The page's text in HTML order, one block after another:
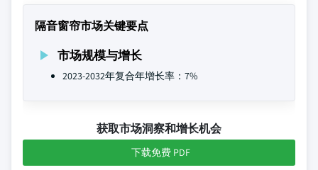
隔音窗帘市场关键要点
市场规模与增长
2023-2032年复合年增长率：7%
获取市场洞察和增长机会
下载免费 PDF